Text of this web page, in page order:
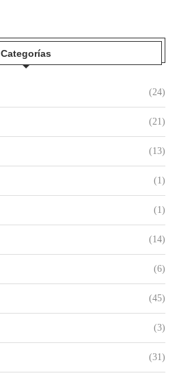
Categorías
(24)
(21)
(13)
(1)
(1)
(14)
(6)
(45)
(3)
(31)